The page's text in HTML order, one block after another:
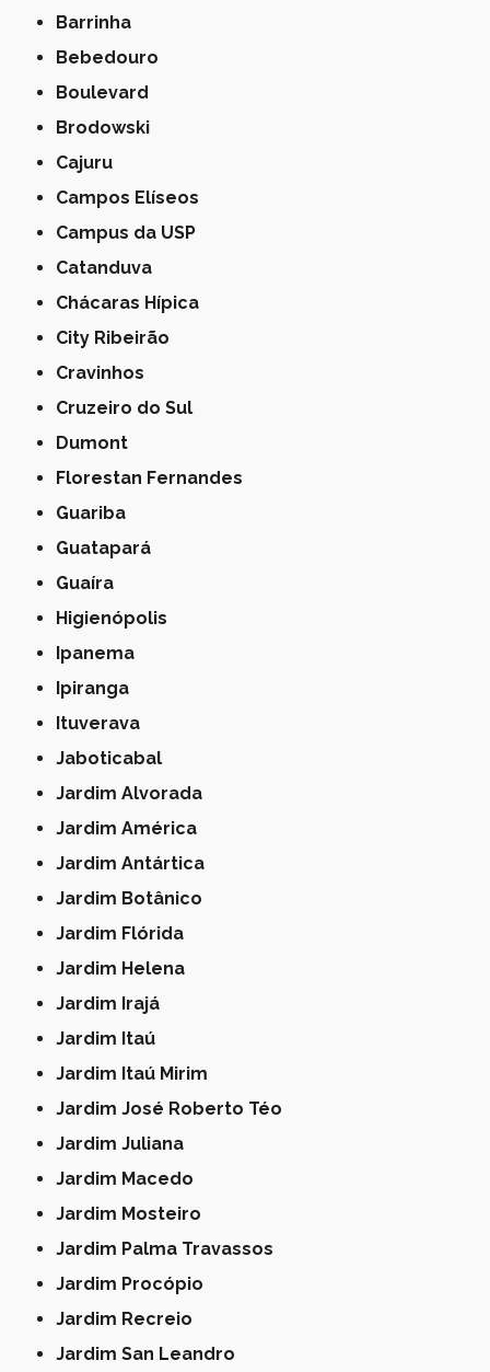
Barrinha
Bebedouro
Boulevard
Brodowski
Cajuru
Campos Elíseos
Campus da USP
Catanduva
Chácaras Hípica
City Ribeirão
Cravinhos
Cruzeiro do Sul
Dumont
Florestan Fernandes
Guariba
Guatapará
Guaíra
Higienópolis
Ipanema
Ipiranga
Ituverava
Jaboticabal
Jardim Alvorada
Jardim América
Jardim Antártica
Jardim Botânico
Jardim Flórida
Jardim Helena
Jardim Irajá
Jardim Itaú
Jardim Itaú Mirim
Jardim José Roberto Téo
Jardim Juliana
Jardim Macedo
Jardim Mosteiro
Jardim Palma Travassos
Jardim Procópio
Jardim Recreio
Jardim San Leandro